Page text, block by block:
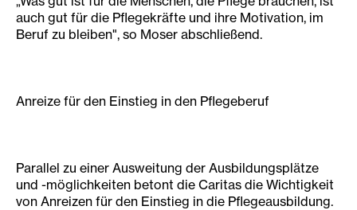
auch gut für die Pflegekräfte und ihre Motivation, im
Beruf zu bleiben", so Moser abschließend.
Anreize für den Einstieg in den Pflegeberuf
Parallel zu einer Ausweitung der Ausbildungs­plätze
und -möglichkeiten betont die Caritas die Wichtigkeit
von An­reizen für den Einstieg in die Pflegeausbildung.